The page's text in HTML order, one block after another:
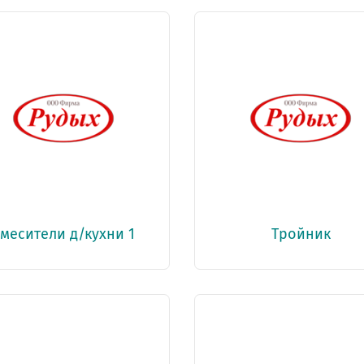
д/кухни 1 Тройник